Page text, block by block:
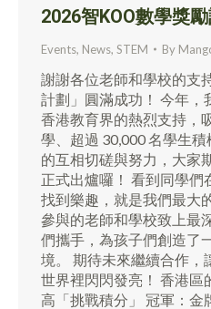
2026智KOO數學獎
Events, News, STEM By
謝謝各位老師和學校的支
計劃」圓滿成功！ 今年，
香港教育界的熱烈支持，
學、超過 30,000 名學生
的互相切磋與努力，大家
正式出爐囉！ 看到同學們
找到樂趣，就是我們最大
參與的老師和學校致上最
們攜手，為孩子們創造了
境。 期待未來繼續合作，
世界裡閃閃發亮！ 香港區
高「挑戰積分」 冠軍：金